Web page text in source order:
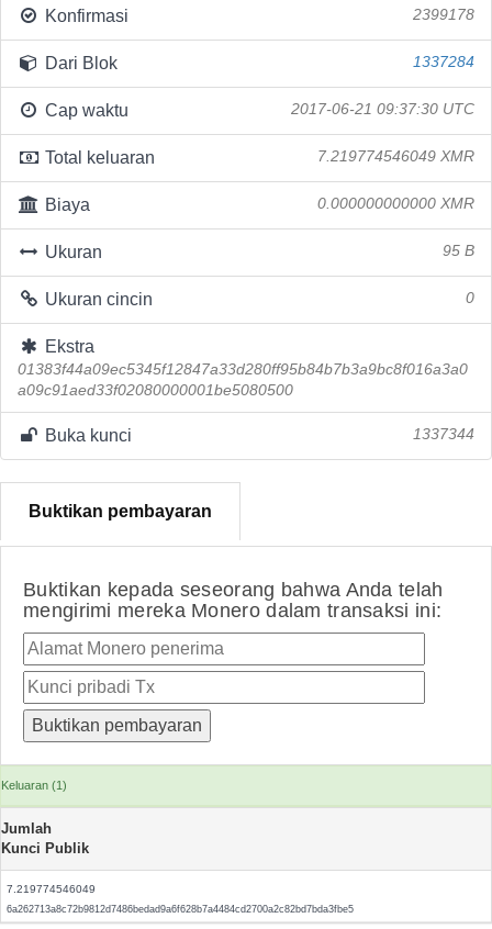
Konfirmasi 2399178
Dari Blok 1337284
Cap waktu 2017-06-21 09:37:30 UTC
Total keluaran 7.219774546049 XMR
Biaya 0.000000000000 XMR
Ukuran 95 B
Ukuran cincin 0
Ekstra
01383f44a09ec5345f12847a33d280ff95b84b7b3a9bc8f016a3a0
a09c91aed33f02080000001be5080500
Buka kunci 1337344
Buktikan pembayaran
Buktikan kepada seseorang bahwa Anda telah
mengirimi mereka Monero dalam transaksi ini:
Keluaran (1)
Jumlah
Kunci Publik
7.219774546049
6a262713a8c72b9812d7486bedad9a6f628b7a4484cd2700a2c82bd7bda3fbe5